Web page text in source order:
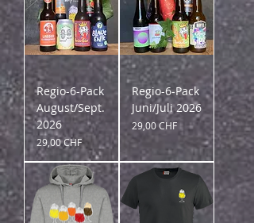
Regio-6-Pack
August/Sept.
2026
Preis
29,00 CHF
Regio-6-Pack
Juni/Juli 2026
Preis
29,00 CHF